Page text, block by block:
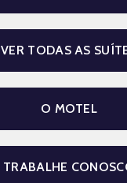
VER TODAS AS
O MOTEL
TRABALHE